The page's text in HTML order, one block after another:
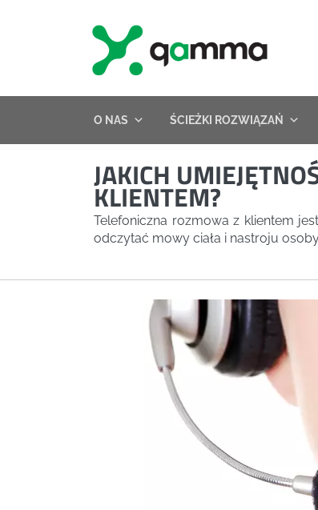
O NAS ŚCIEŻKI ROZWIĄZAŃ
JAKICH
KLIENTEM?
Telefoniczna rozmowa z klientem
odczytać mowy ciała i nastroju